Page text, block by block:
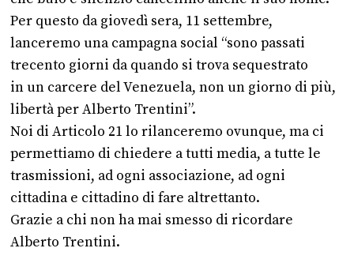
Per questo da giovedì sera, 11 settembre,
lanceremo una campagna social “sono passati
trecento giorni da quando si trova sequestrato
in un carcere del Venezuela, non un giorno di più,
libertà per Alberto Trentini”.
Noi di Articolo 21 lo rilanceremo ovunque, ma ci
permettiamo di chiedere a tutti media, a tutte le
trasmissioni, ad ogni associazione, ad ogni
cittadina e cittadino di fare altrettanto.
Grazie a chi non ha mai smesso di ricordare
Alberto Trentini.